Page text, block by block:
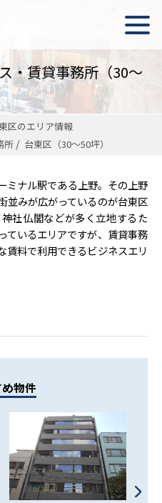
・賃貸事務所（30〜
区のエリア情報
所
台東区（30〜50坪）
ミナル駅である上野。その上野
並みが広がっているのが台東区
社仏閣などが多く立地するた
ているエリアですが、賃貸事務
賃料で利用できるビジネスエリ
物件